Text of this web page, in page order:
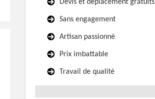
Devis et déplacement gratuits
Sans engagement
Artisan passionné
Prix imbattable
Travail de qualité